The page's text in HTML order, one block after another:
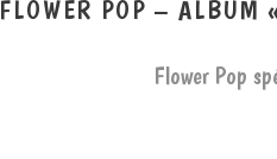
FLOWER POP –
Flower Pop